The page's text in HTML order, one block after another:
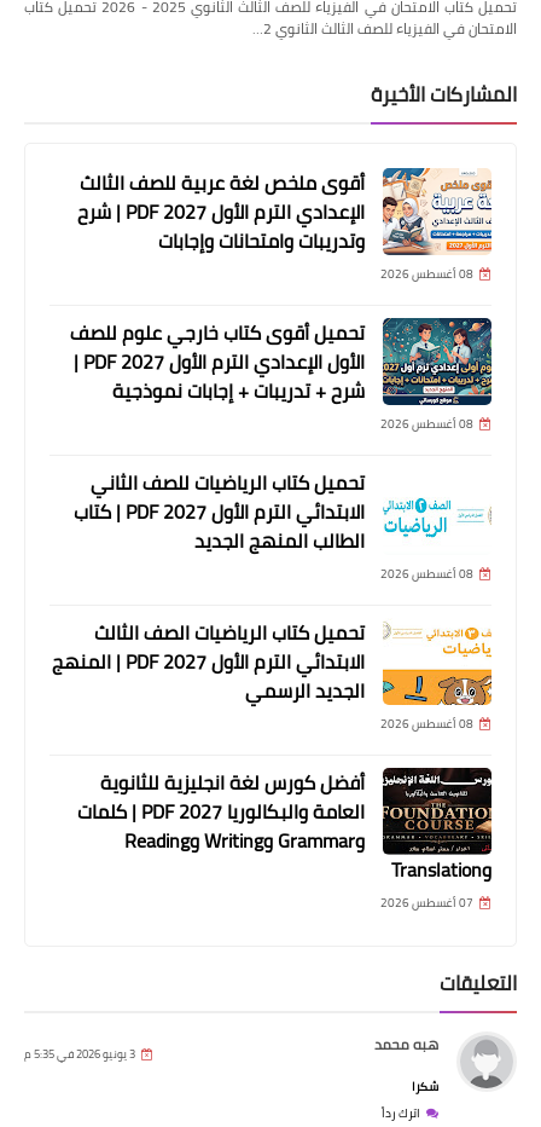
تحميل كتاب الامتحان في الفيزياء للصف الثالث الثانوي 2025 - 2026 تحميل كتاب
الامتحان في الفيزياء للصف الثالث الثانوي 2…
المشاركات الأخيرة
أقوى ملخص لغة عربية للصف الثالث
الإعدادي الترم الأول 2027 PDF | شرح
وتدريبات وامتحانات وإجابات
08 أغسطس 2026
تحميل أقوى كتاب خارجي علوم للصف
الأول الإعدادي الترم الأول 2027 PDF |
شرح + تدريبات + إجابات نموذجية
08 أغسطس 2026
تحميل كتاب الرياضيات للصف الثاني
الابتدائي الترم الأول 2027 PDF | كتاب
الطالب المنهج الجديد
08 أغسطس 2026
تحميل كتاب الرياضيات الصف الثالث
الابتدائي الترم الأول 2027 PDF | المنهج
الجديد الرسمي
08 أغسطس 2026
أفضل كورس لغة انجليزية للثانوية
العامة والبكالوريا 2027 PDF | كلمات
وGrammar وWriting وReading
وTranslation
07 أغسطس 2026
التعليقات
هبه محمد 3 يونيو 2026 في 5:35 م
شكرا
اترك رداً